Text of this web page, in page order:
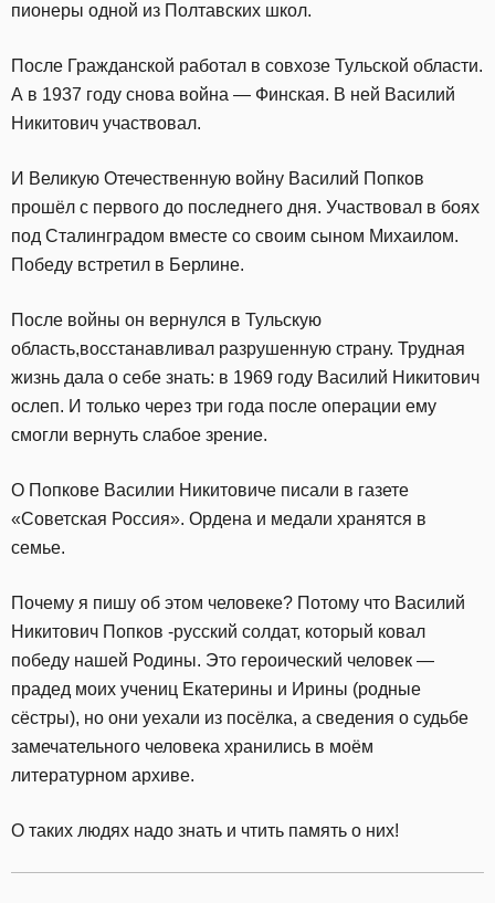
пионеры одной из Полтавских школ.
После Гражданской работал в совхозе Тульской области.
А в 1937 году снова война — Финская. В ней Василий
Никитович участвовал.
И Великую Отечественную войну Василий Попков
прошёл с первого до последнего дня. Участвовал в боях
под Сталинградом вместе со своим сыном Михаилом.
Победу встретил в Берлине.
После войны он вернулся в Тульскую
область,восстанавливал разрушенную страну. Трудная
жизнь дала о себе знать: в 1969 году Василий Никитович
ослеп. И только через три года после операции ему
смогли вернуть слабое зрение.
О Попкове Василии Никитовиче писали в газете
«Советская Россия». Ордена и медали хранятся в
семье.
Почему я пишу об этом человеке? Потому что Василий
Никитович Попков -русский солдат, который ковал
победу нашей Родины. Это героический человек —
прадед моих учениц Екатерины и Ирины (родные
сёстры), но они уехали из посёлка, а сведения о судьбе
замечательного человека хранились в моём
литературном архиве.
О таких людях надо знать и чтить память о них!